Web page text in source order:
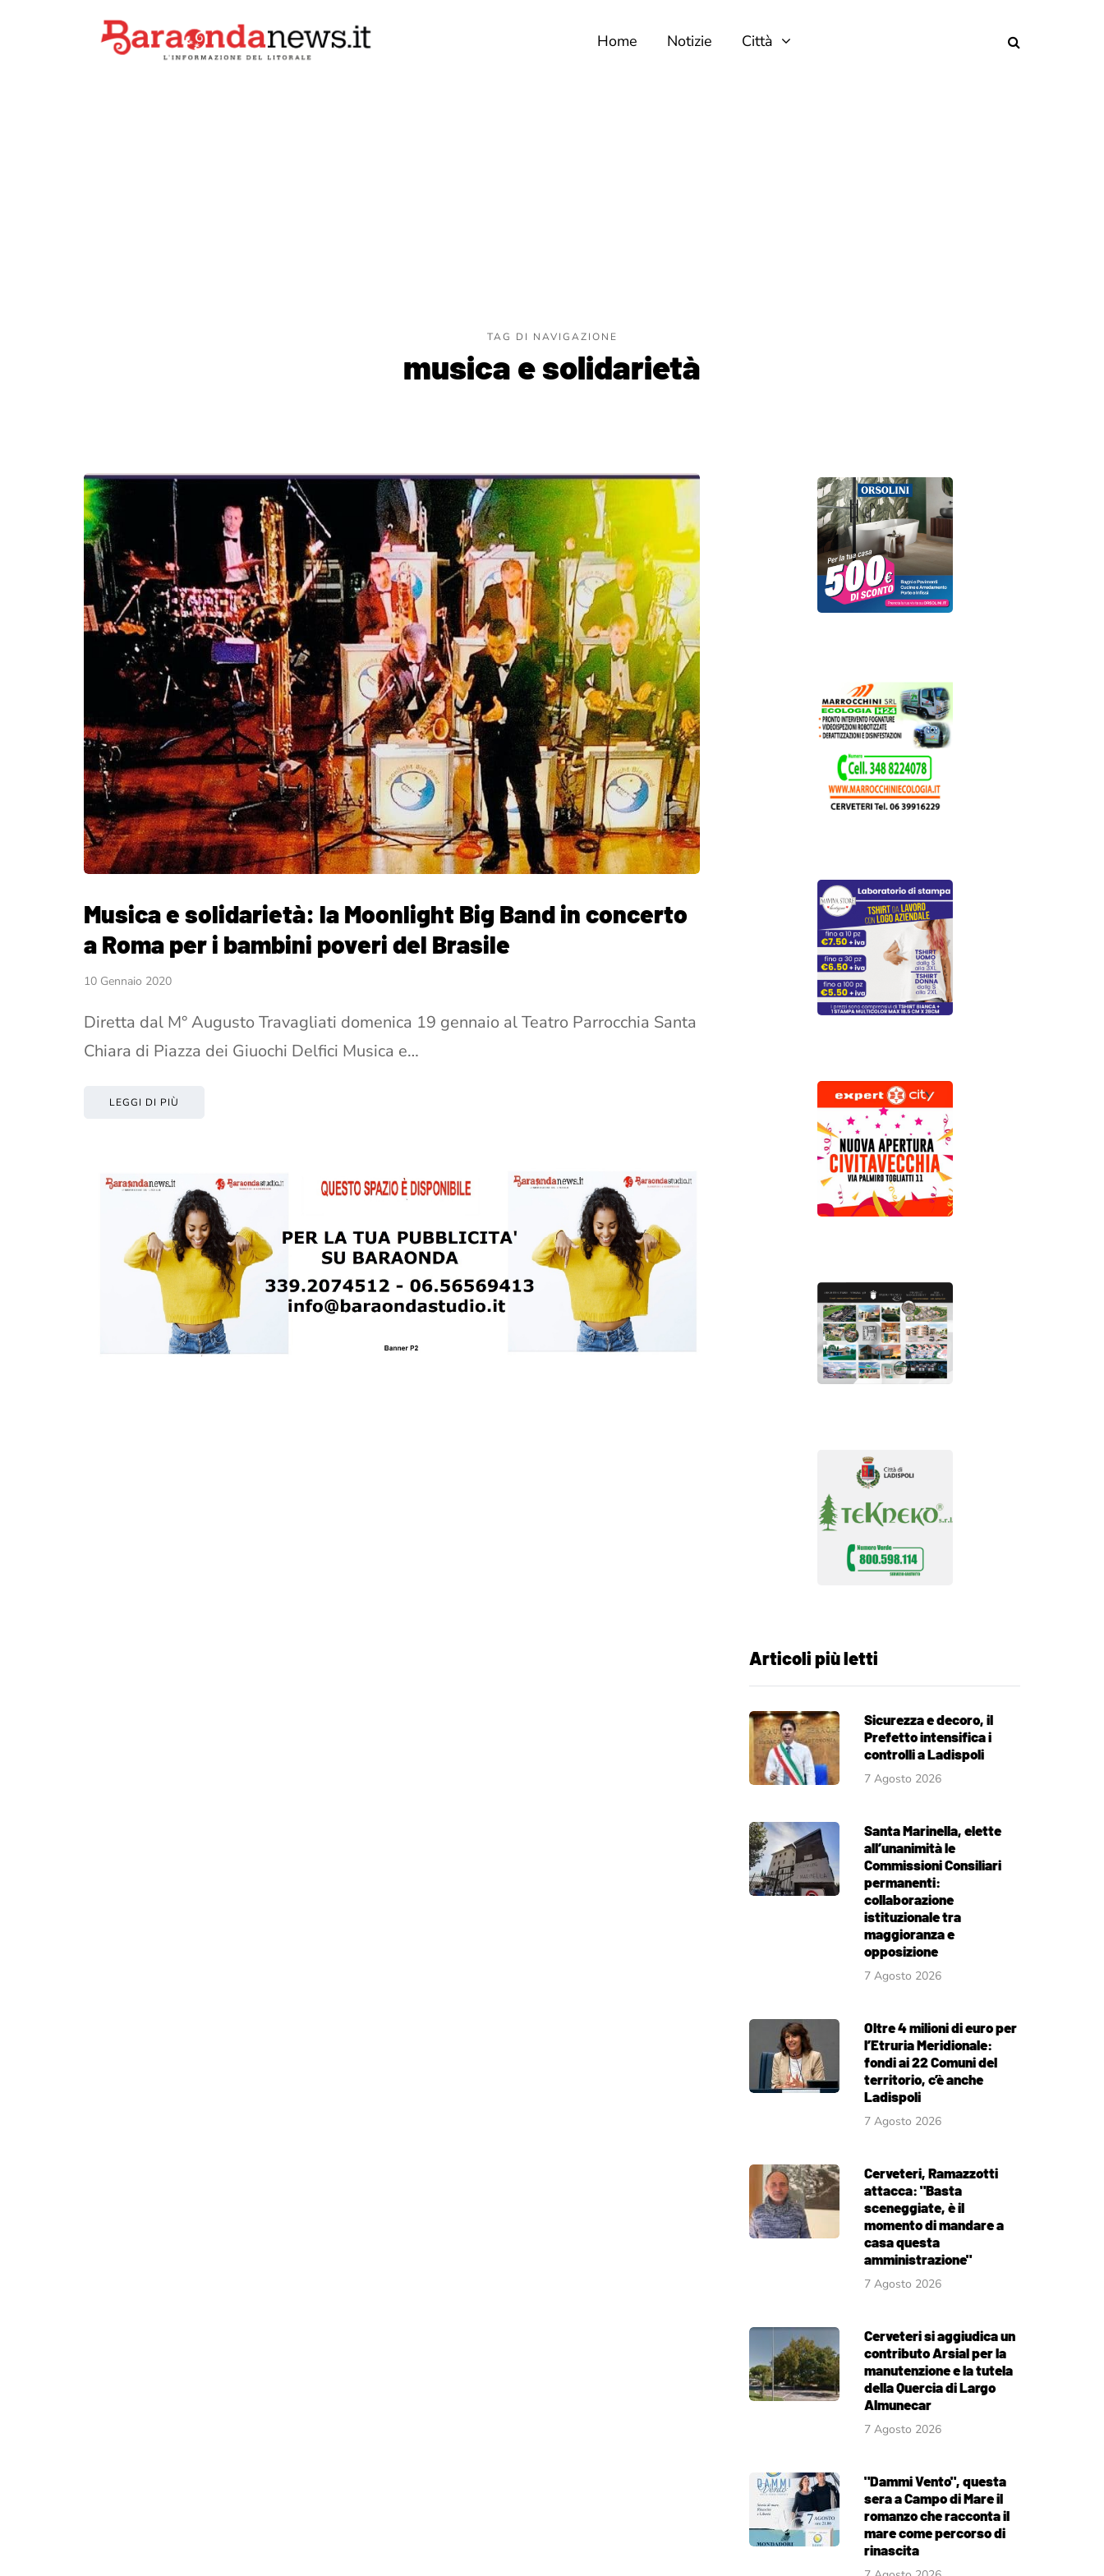
Home Notizie Città
TAG DI NAVIGAZIONE
musica e solidarietà
Musica e solidarietà: la Moonlight Big Band in concerto
a Roma per i bambini poveri del Brasile
10 Gennaio 2020
Diretta dal M° Augusto Travagliati domenica 19 gennaio al Teatro Parrocchia Santa
Chiara di Piazza dei Giuochi Delfici Musica e…
LEGGI DI PIÙ
Articoli più letti
Sicurezza e decoro, il
Prefetto intensifica i
controlli a Ladispoli
7 Agosto 2026
Santa Marinella, elette
all’unanimità le
Commissioni Consiliari
permanenti:
collaborazione
istituzionale tra
maggioranza e
opposizione
7 Agosto 2026
Oltre 4 milioni di euro per
l’Etruria Meridionale:
fondi ai 22 Comuni del
territorio, c’è anche
Ladispoli
7 Agosto 2026
Cerveteri, Ramazzotti
attacca: "Basta
sceneggiate, è il
momento di mandare a
casa questa
amministrazione"
7 Agosto 2026
Cerveteri si aggiudica un
contributo Arsial per la
manutenzione e la tutela
della Quercia di Largo
Almunecar
7 Agosto 2026
"Dammi Vento", questa
sera a Campo di Mare il
romanzo che racconta il
mare come percorso di
rinascita